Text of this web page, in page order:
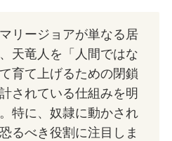
リージョアが単なる居
天竜人を「人間ではな
育て上げるための閉鎖
されている仕組みを明
特に、奴隷に動かされ
るべき役割に注目しま